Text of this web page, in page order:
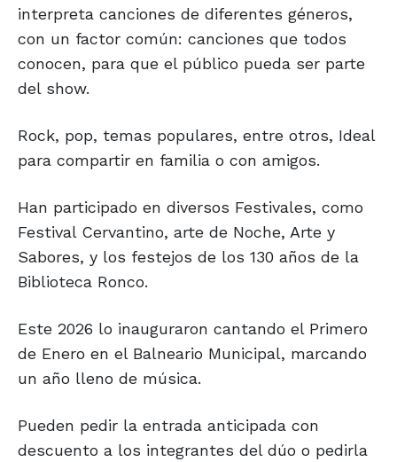
interpreta canciones de diferentes géneros,
con un factor común: canciones que todos
conocen, para que el público pueda ser parte
del show.
Rock, pop, temas populares, entre otros, Ideal
para compartir en familia o con amigos.
Han participado en diversos Festivales, como
Festival Cervantino, arte de Noche, Arte y
Sabores, y los festejos de los 130 años de la
Biblioteca Ronco.
Este 2026 lo inauguraron cantando el Primero
de Enero en el Balneario Municipal, marcando
un año lleno de música.
Pueden pedir la entrada anticipada con
descuento a los integrantes del dúo o pedirla